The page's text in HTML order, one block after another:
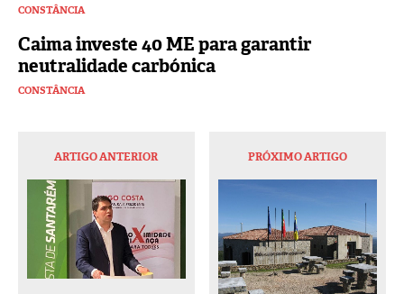
CONSTÂNCIA
Caima investe 40 ME para garantir
neutralidade carbónica
CONSTÂNCIA
ARTIGO ANTERIOR PRÓXIMO ARTIGO